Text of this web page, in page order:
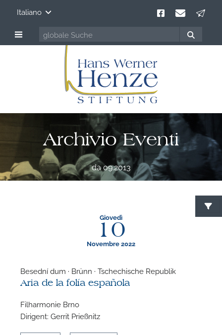
Italiano
Archivio Eventi
da 09.2013
Giovedì
10
Novembre 2022
Besední dum · Brünn · Tschechische Republik
Aria de la folía española
Filharmonie Brno
Dirigent: Gerrit Prießnitz